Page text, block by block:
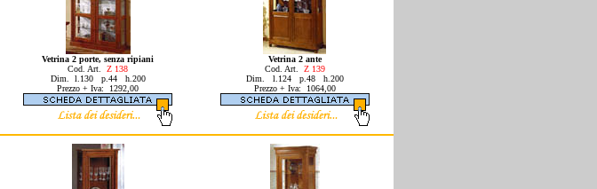
Vetrina 2 porte, senza ripiani
Cod. Art.
Z 138
Dim. l.130 p.44 h.200
Prezzo + Iva: 1292,00
Vetrina 2 ante
Cod. Art. Z 139
Dim. l.124 p.48 h.200
Prezzo + Iva: 1064,00